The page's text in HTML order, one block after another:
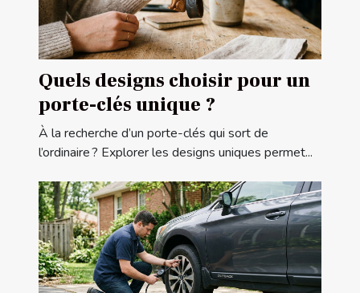
Quels designs choisir pour un
porte-clés unique ?
À la recherche d’un porte-clés qui sort de
l’ordinaire ? Explorer les designs uniques permet...